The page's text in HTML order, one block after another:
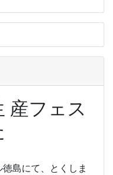
産フェス
島にて、とくしま